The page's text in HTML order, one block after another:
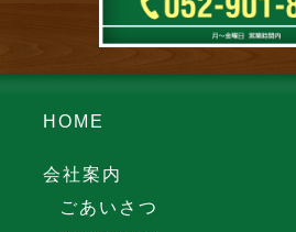
HOME
会社案内
ごあいさつ